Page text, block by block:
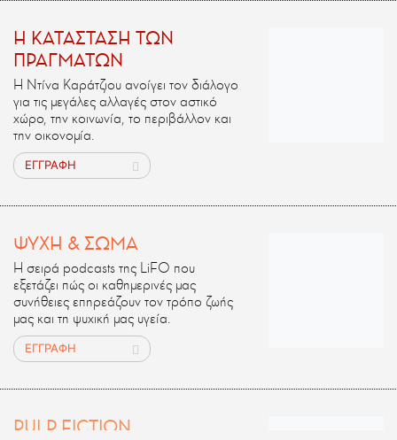
H ΚΑΤΑΣΤΑΣΗ ΤΩΝ
ΠΡΑΓΜΑΤΩΝ
Η Ντίνα Καράτζιου ανοίγει τον διάλογο
για τις μεγάλες αλλαγές στον αστικό
χώρο, την κοινωνία, το περιβάλλον και
την οικονομία.
ΕΓΓΡΑΦΗ
ΨΥΧΗ & ΣΩΜΑ
Η σειρά podcasts της LiFO που
εξετάζει πώς οι καθημερινές μας
συνήθειες επηρεάζουν τον τρόπο ζωής
μας και τη ψυχική μας υγεία.
ΕΓΓΡΑΦΗ
PULP FICTION